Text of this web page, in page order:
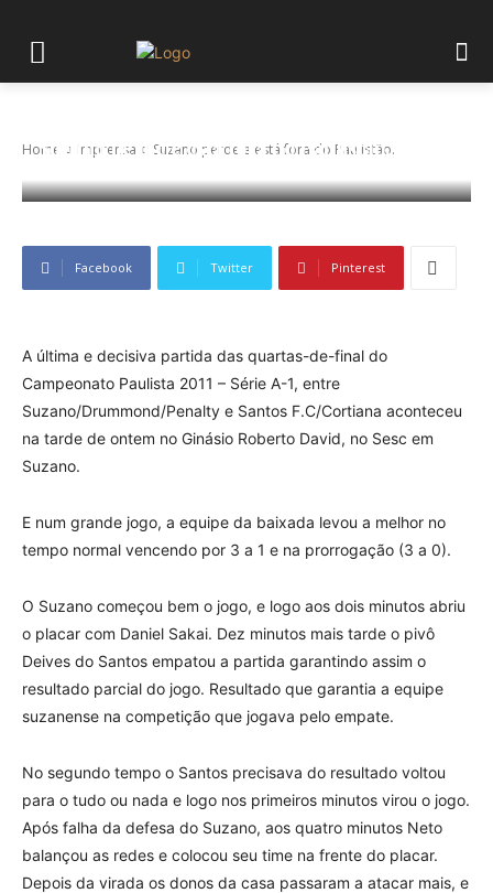
Home Imprensa Suzano perde e está fora do Paulistão.
Suzano perde e está fora do Paulistão.
Facebook Twitter Pinterest
A última e decisiva partida das quartas-de-final do
Campeonato Paulista 2011 – Série A-1, entre
Suzano/Drummond/Penalty e Santos F.C/Cortiana aconteceu
na tarde de ontem no Ginásio Roberto David, no Sesc em
Suzano.
E num grande jogo, a equipe da baixada levou a melhor no
tempo normal vencendo por 3 a 1 e na prorrogação (3 a 0).
O Suzano começou bem o jogo, e logo aos dois minutos abriu
o placar com Daniel Sakai. Dez minutos mais tarde o pivô
Deives do Santos empatou a partida garantindo assim o
resultado parcial do jogo. Resultado que garantia a equipe
suzanense na competição que jogava pelo empate.
No segundo tempo o Santos precisava do resultado voltou
para o tudo ou nada e logo nos primeiros minutos virou o jogo.
Após falha da defesa do Suzano, aos quatro minutos Neto
balançou as redes e colocou seu time na frente do placar.
Depois da virada os donos da casa passaram a atacar mais, e